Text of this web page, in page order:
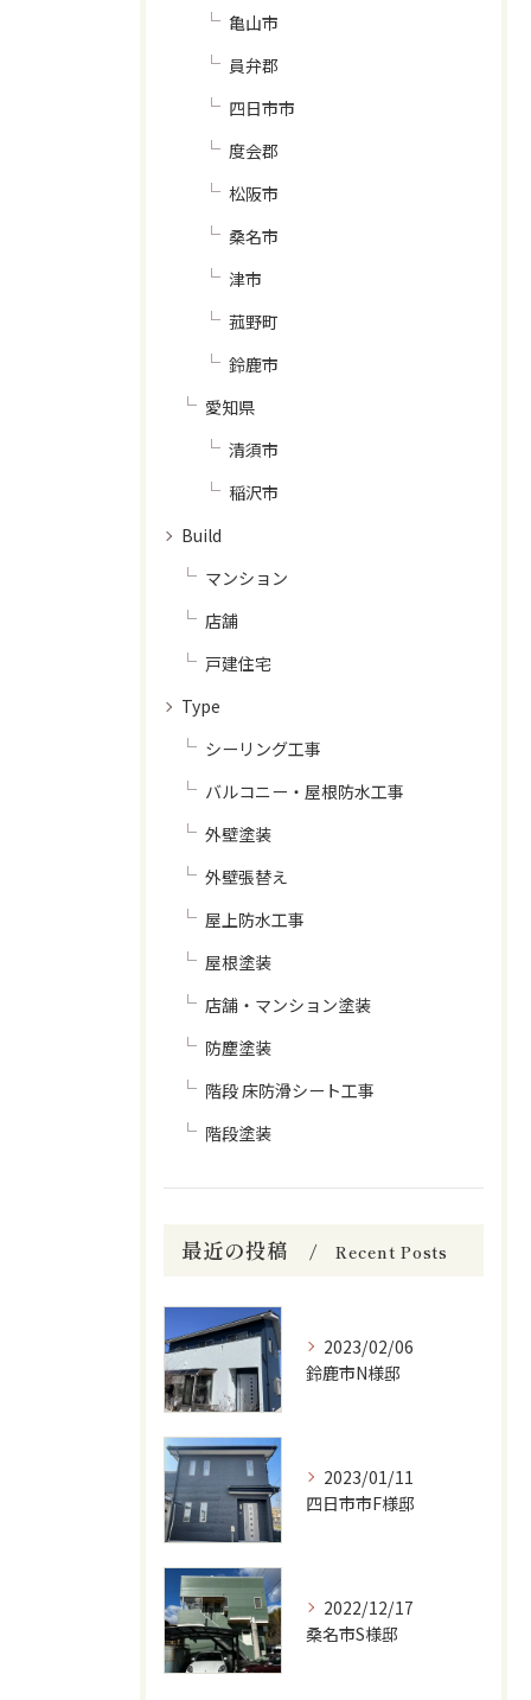
亀山市
員弁郡
四日市市
度会郡
松阪市
桑名市
津市
菰野町
鈴鹿市
愛知県
清須市
稲沢市
Build
マンション
店舗
戸建住宅
Type
シーリング工事
バルコニー・屋根防水工事
外壁塗装
外壁張替え
屋上防水工事
屋根塗装
店舗・マンション塗装
防塵塗装
階段 床防滑シート工事
階段塗装
最近の投稿 Recent Posts
2023/02/06
鈴鹿市N様邸
2023/01/11
四日市市F様邸
2022/12/17
桑名市S様邸